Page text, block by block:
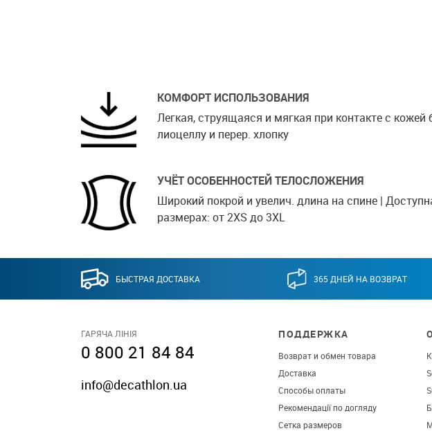
КОМФОРТ ИСПОЛЬЗОВАНИЯ
Легкая, струящаяся и мягкая при контакте с кожей
лиоцеллу и перер. хлопку
УЧЁТ ОСОБЕННОСТЕЙ ТЕЛОСЛОЖЕНИЯ
Широкий покрой и увелич. длина на спине |
размерах: от 2XS до 3XL
БЫСТРАЯ ДОСТАВКА 365 ДНЕЙ НА ВОЗВРАТ
ГАРЯЧА ЛІНІЯ
0 800 21 84 84
info@decathlon.ua
ПОДДЕРЖКА
Возврат и обмен товара
Доставка
Способы оплаты
Рекомендації по догляду
Сетка размеров